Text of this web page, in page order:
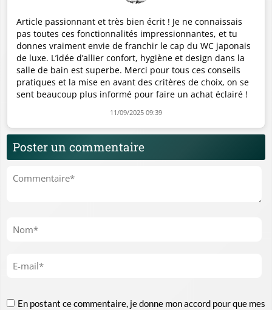
Article passionnant et très bien écrit ! Je ne connaissais
pas toutes ces fonctionnalités impressionnantes, et tu
donnes vraiment envie de franchir le cap du WC japonais
de luxe. L’idée d’allier confort, hygiène et design dans la
salle de bain est superbe. Merci pour tous ces conseils
pratiques et la mise en avant des critères de choix, on se
sent beaucoup plus informé pour faire un achat éclairé !
11/09/2025 09:39
Poster un commentaire
En postant ce commentaire, je donne mon accord pour que mes